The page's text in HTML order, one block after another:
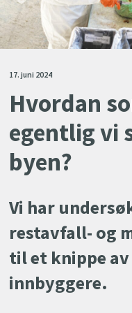
17. juni 2024
Hvordan
egentlig vi
byen?
Vi har
restavfall- og
til et knippe av
innbyggere.